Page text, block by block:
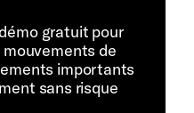
gratuit pour
de
importants
sans risque